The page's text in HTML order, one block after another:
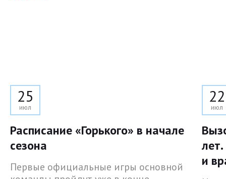
25
июл
Расписание «Горького» в начале
сезона
Первые официальные игры основной
22
июл
и